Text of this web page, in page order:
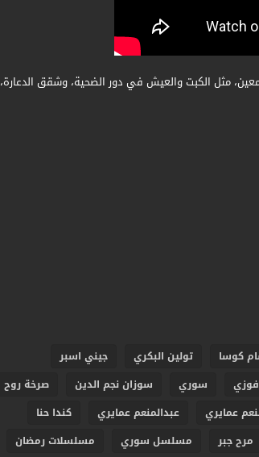
مثل الكبت والعيش في دور الضحية، وشقق الدعارة،
كوسا تولين البكري
جيني اسبر
سوري سوزان نجم الدين
صرخة روح
عمايري عبدالمنعم عمايري
كندا حنا
مرح جبر مسلسل سوري
مسلسلات رمضان